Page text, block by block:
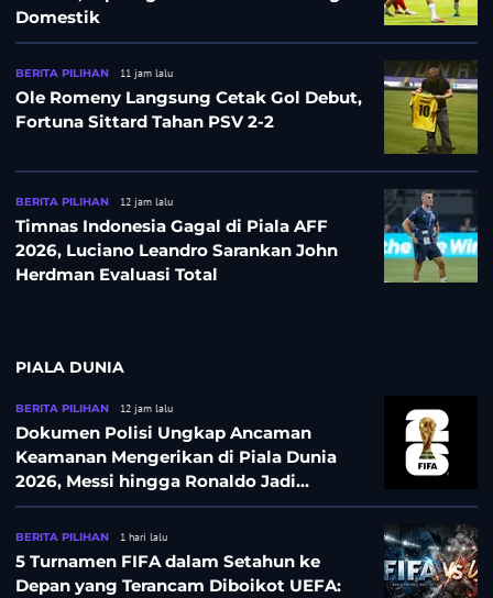
Domestik
BERITA PILIHAN 11 jam lalu
Ole Romeny Langsung Cetak Gol Debut,
Fortuna Sittard Tahan PSV 2-2
BERITA PILIHAN 12 jam lalu
Timnas Indonesia Gagal di Piala AFF
2026, Luciano Leandro Sarankan John
Herdman Evaluasi Total
PIALA DUNIA
BERITA PILIHAN 12 jam lalu
Dokumen Polisi Ungkap Ancaman
Keamanan Mengerikan di Piala Dunia
2026, Messi hingga Ronaldo Jadi
Sasaran
BERITA PILIHAN 1 hari lalu
5 Turnamen FIFA dalam Setahun ke
Depan yang Terancam Diboikot UEFA: